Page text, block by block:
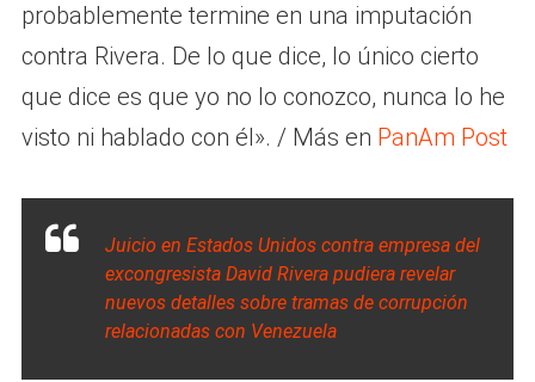
probablemente termine en una imputación
contra Rivera. De lo que dice, lo único cierto
que dice es que yo no lo conozco, nunca lo he
visto ni hablado con él». / Más en PanAm Post
Juicio en Estados Unidos contra empresa del
excongresista David Rivera pudiera revelar
nuevos detalles sobre tramas de corrupción
relacionadas con Venezuela